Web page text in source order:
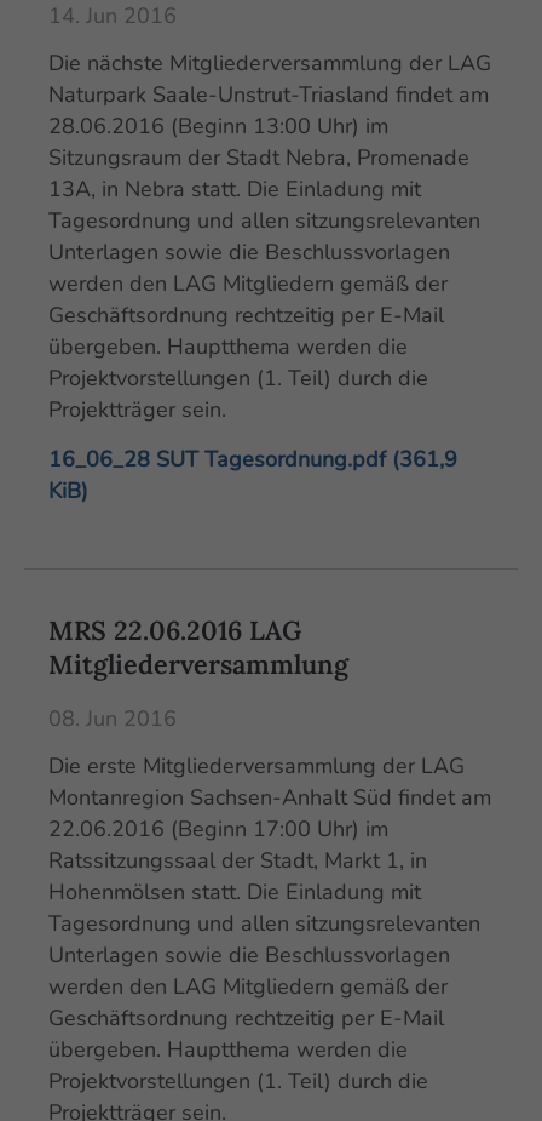
14. Jun 2016
Die nächste Mitgliederversammlung der LAG
Naturpark Saale-Unstrut-Triasland findet am
28.06.2016 (Beginn 13:00 Uhr) im
Sitzungsraum der Stadt Nebra, Promenade
13A, in Nebra statt. Die Einladung mit
Tagesordnung und allen sitzungsrelevanten
Unterlagen sowie die Beschlussvorlagen
werden den LAG Mitgliedern gemäß der
Geschäftsordnung rechtzeitig per E-Mail
übergeben. Hauptthema werden die
Projektvorstellungen (1. Teil) durch die
Projektträger sein.
16_06_28 SUT Tagesordnung.pdf (361,9
KiB)
MRS 22.06.2016 LAG
Mitgliederversammlung
08. Jun 2016
Die erste Mitgliederversammlung der LAG
Montanregion Sachsen-Anhalt Süd findet am
22.06.2016 (Beginn 17:00 Uhr) im
Ratssitzungssaal der Stadt, Markt 1, in
Hohenmölsen statt. Die Einladung mit
Tagesordnung und allen sitzungsrelevanten
Unterlagen sowie die Beschlussvorlagen
werden den LAG Mitgliedern gemäß der
Geschäftsordnung rechtzeitig per E-Mail
übergeben. Hauptthema werden die
Projektvorstellungen (1. Teil) durch die
Projektträger sein.